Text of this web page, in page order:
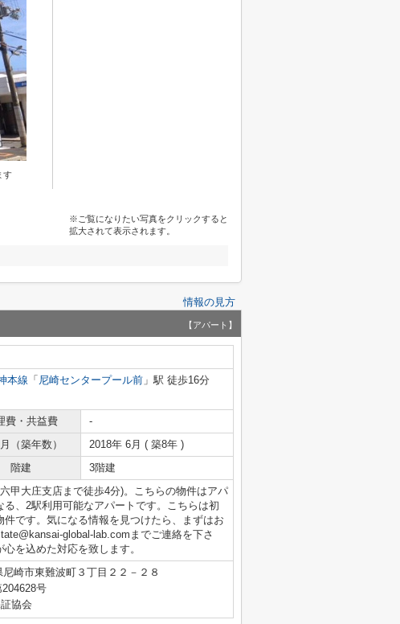
す
※ご覧になりたい写真をクリックすると
拡大されて表示されます。
情報の見方
【アパート】
本線 「 尼崎センタープール前 」駅 徒歩16分
費・共益費
-
（築年数）
2018年 6月 ( 築8年 )
階建 3階建
甲大庄支店まで徒歩4分)。こちらの物件はアパ
、2駅利用可能なアパートです。こちらは初
です。気になる情報を見つけたら、まずはお
global-lab.comまでご連絡を下さ
を込めた対応を致します。
尼崎市東難波町３丁目２２－２８
号
協会